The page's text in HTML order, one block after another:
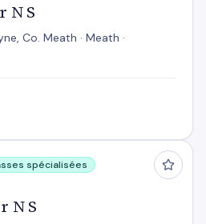
N S
Co. Meath · Meath ·
spécialisées
N S